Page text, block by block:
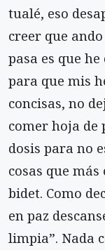
tualé, eso
creer que
pasa es que
para que mis
concisas, no
comer hoja de
dosis para no
cosas que
bidet. Como
en paz
limpia”. Nada